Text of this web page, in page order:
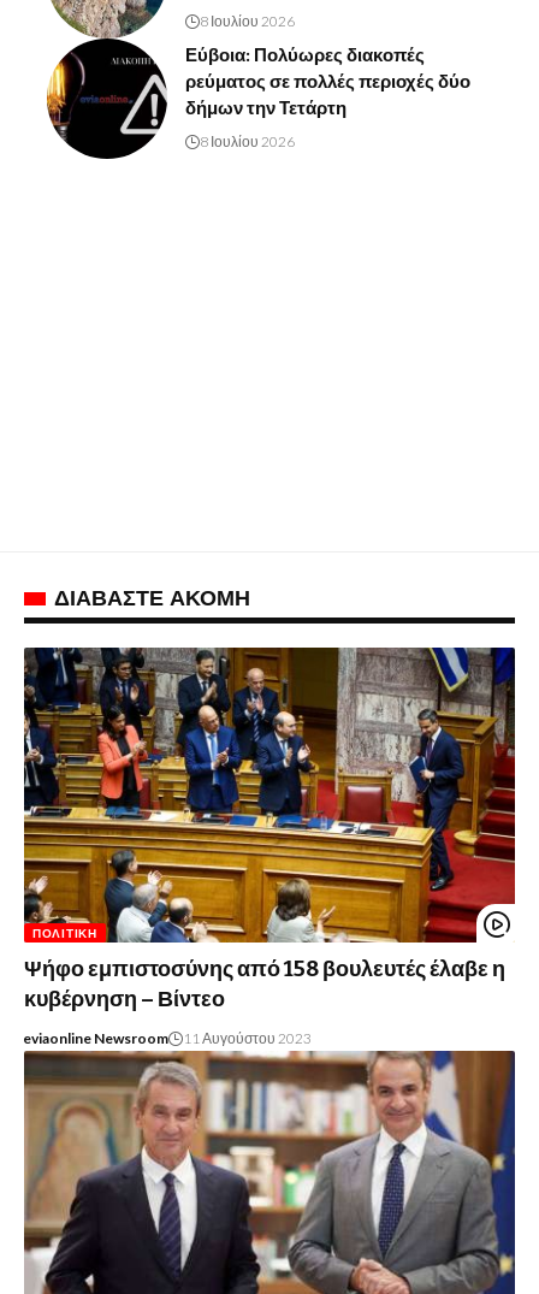
8 Ιουλίου 2026
Εύβοια: Πολύωρες διακοπές
ρεύματος σε πολλές περιοχές δύο
δήμων την Τετάρτη
8 Ιουλίου 2026
ΔΙΑΒΑΣΤΕ ΑΚΟΜΗ
ΠΟΛΙΤΙΚΉ
Ψήφο εμπιστοσύνης από 158 βουλευτές έλαβε η
κυβέρνηση – Βίντεο
eviaonline Newsroom 11 Αυγούστου 2023